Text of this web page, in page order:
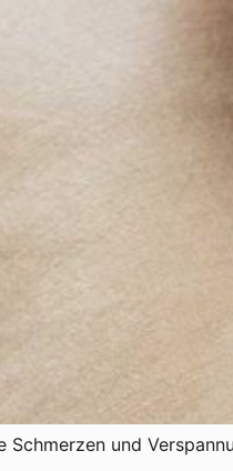
Schmerzen und